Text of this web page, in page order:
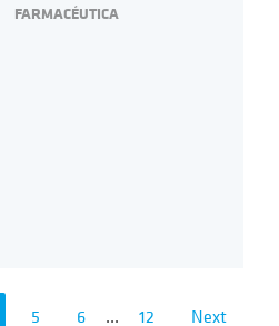
FARMACÉUTICA
5 6 ... 12 Next